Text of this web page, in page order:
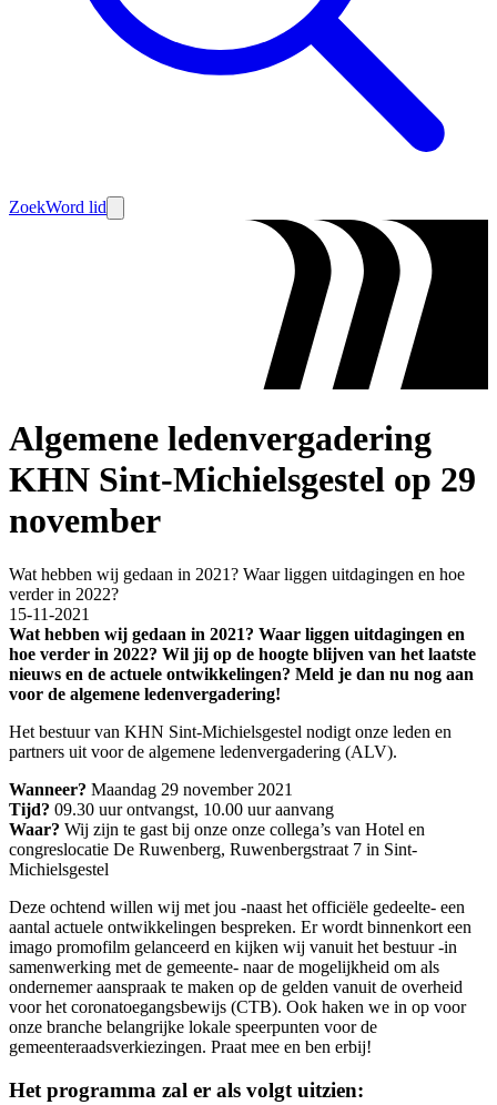
ZoekWord lid
Algemene ledenvergadering
KHN Sint-Michielsgestel op 29
november
Wat hebben wij gedaan in 2021? Waar liggen uitdagingen en hoe
verder in 2022?
15-11-2021
Wat hebben wij gedaan in 2021? Waar liggen uitdagingen en
hoe verder in 2022? Wil jij op de hoogte blijven van het laatste
nieuws en de actuele ontwikkelingen? Meld je dan nu nog aan
voor de algemene ledenvergadering!
Het bestuur van KHN Sint-Michielsgestel nodigt onze leden en
partners uit voor de algemene ledenvergadering (ALV).
Wanneer? Maandag 29 november 2021
Tijd? 09.30 uur ontvangst, 10.00 uur aanvang
Waar? Wij zijn te gast bij onze onze collega’s van Hotel en
congreslocatie De Ruwenberg, Ruwenbergstraat 7 in Sint-
Michielsgestel
Deze ochtend willen wij met jou -naast het officiële gedeelte- een
aantal actuele ontwikkelingen bespreken. Er wordt binnenkort een
imago promofilm gelanceerd en kijken wij vanuit het bestuur -in
samenwerking met de gemeente- naar de mogelijkheid om als
ondernemer aanspraak te maken op de gelden vanuit de overheid
voor het coronatoegangsbewijs (CTB). Ook haken we in op voor
onze branche belangrijke lokale speerpunten voor de
gemeenteraadsverkiezingen. Praat mee en ben erbij!
Het programma zal er als volgt uitzien: